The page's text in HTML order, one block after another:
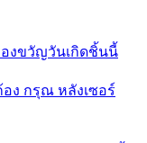
องขวัญวันเกิดชิ้นนี้
อง กรุณ หลังเซอร์